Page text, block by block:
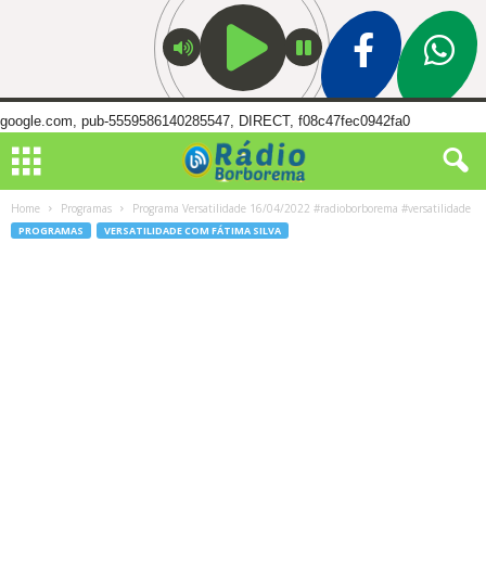
google.com, pub-5559586140285547, DIRECT, f08c47fec0942fa0
Home Programas Programa Versatilidade 16/04/2022 #radioborborema #versatilidade
PROGRAMAS VERSATILIDADE COM FÁTIMA SILVA